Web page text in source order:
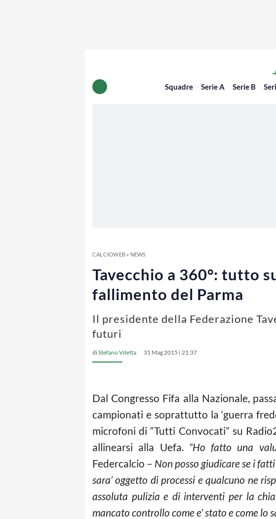
Squadre Serie A Serie B
CALCIOWEB» NEWS
Tavecchio a 360°: tutto
fallimento del Parma
Il presidente della Federazione
futuri
diStefano Vitetta 31 Mag 2015 | 21:37
Dal Congresso Fifa alla Nazionale,
campionati e soprattutto la ‘guerra
microfoni di “Tutti Convocati” su
allinearsi alla Uefa. “Ho fatto una
Federcalcio – Non posso giudicare se i
sara’ oggetto di processi e qualcuno ne
assoluta pulizia e di interventi per la
mancato controllo come e’ stato e come lo